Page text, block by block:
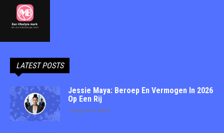
LATEST POSTS
Jessie Maya: Beroep En Vermogen In 2026
Op Een Rij
3 augustus 2026